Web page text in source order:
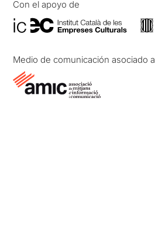
Con el apoyo de
Medio de comunicación asociado a